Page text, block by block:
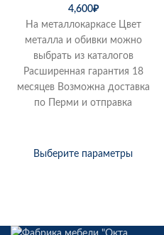
4,600₽
На металлокаркасе Цвет
металла и обивки можно
выбрать из каталогов
Расширенная гарантия 18
месяцев Возможна доставка
по Перми и отправка
Выберите параметры